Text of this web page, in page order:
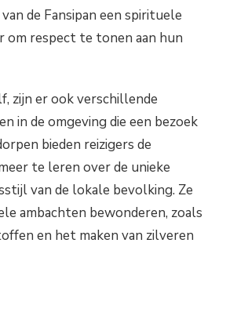
de Fansipan een spirituele
om respect te tonen aan hun
zijn er ook verschillende
in de omgeving die een bezoek
bieden reizigers de
te leren over de unieke
van de lokale bevolking. Ze
ambachten bewonderen, zoals
en het maken van zilveren